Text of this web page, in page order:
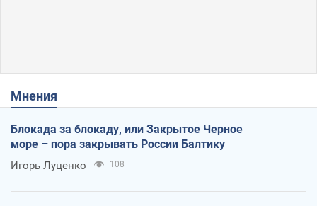
Мнения
Блокада за блокаду, или Закрытое Черное
море – пора закрывать России Балтику
Игорь Луценко 108